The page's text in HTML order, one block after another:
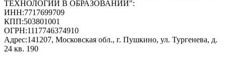
ТЕХНОЛОГИЙ В ОБРАЗОВАНИИ":
ИНН:7717699709
КПП:503801001
ОГРН:1117746374910
Адрес:141207, Московская обл., г. Пушкино, ул. Тургенева, д.
24 кв. 190